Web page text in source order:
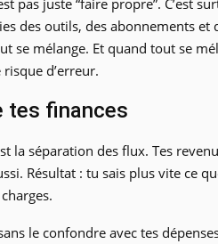
des outils, des abonnements et
se mélange. Et quand tout se
d’erreur.
tes finances
la séparation des flux. Tes
Résultat : tu sais plus vite ce
le confondre avec tes